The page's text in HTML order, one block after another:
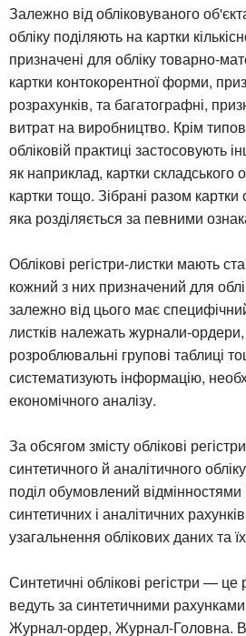
Залежно від обліковуваного
обліку поділяють на картки
призначені для обліку товарно-
картки контокорентної форми,
розрахунків, та багатографні,
витрат на виробництво. Крім
обліковій практиці застосовують
як наприклад, картки складського
картки тощо. Зібрані разом картки
яка розділяється за певними
Облікові регістри-листки мають
кожний з них призначений для
залежно від цього має
листків належать журнали-ордери,
розроблювальні групові таблиці
систематизують інформацію,
економічного аналізу.
За обсягом змісту облікові
синтетичного й аналітичного
поділ обумовлений
синтетичних і аналітичних
узагальнення облікових даних та
Синтетичні облікові регістри — це
ведуть за синтетичними
Журнал-ордер, Журнал-Головна.